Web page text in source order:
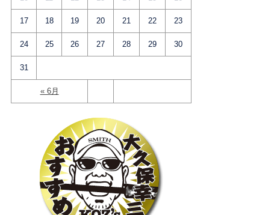
« 6月
17 18 19 20 21 22 23
24 25 26 27 28 29 30
31